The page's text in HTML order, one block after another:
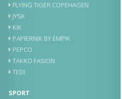
FLYING TIGER COPEHAGEN
JYSK
KIK
PAPIERNIK BY EMPIK
PEPCO
TAKKO FASION
TEDI
SPORT